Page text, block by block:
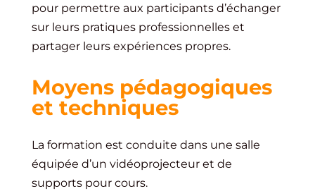
pour permettre aux participants d’échanger
sur leurs pratiques professionnelles et
partager leurs expériences propres.
Moyens pédagogiques
et techniques
La formation est conduite dans une salle
équipée d’un vidéoprojecteur et de
supports pour cours.